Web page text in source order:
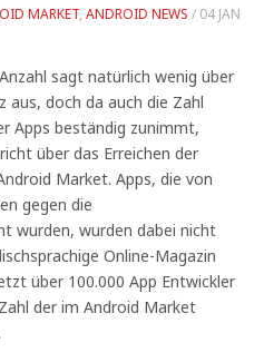
MARKET, ANDROID NEWS / 04 JAN
sagt natürlich wenig über
aus, doch da auch die Zahl
Apps beständig zunimmt,
über das Erreichen der
Market. Apps, die von
gegen die
wurden, wurden dabei nicht
Online-Magazin
über 100.000 App Entwickler
der im Android Market